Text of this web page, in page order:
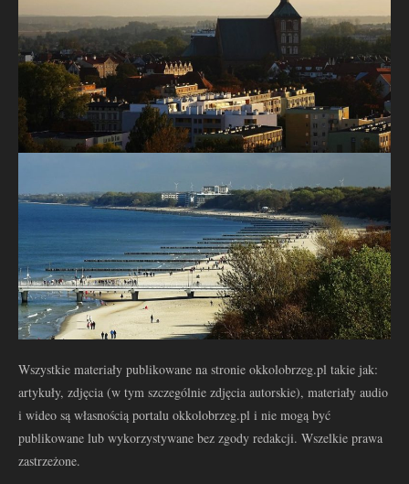
Wszystkie materiały publikowane na stronie okkolobrzeg.pl takie jak:
artykuły, zdjęcia (w tym szczególnie zdjęcia autorskie), materiały audio
i wideo są własnością portalu okkolobrzeg.pl i nie mogą być
publikowane lub wykorzystywane bez zgody redakcji. Wszelkie prawa
zastrzeżone.